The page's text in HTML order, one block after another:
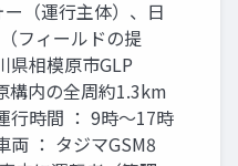
（運行主体）、日
フィールドの提
県相模原市GLP
構内の全周約1.3km
時間 ： 9時～17時
： タジマGSM8